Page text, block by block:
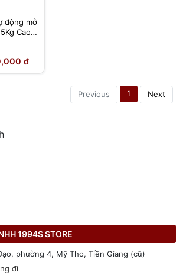
động mở
Cao
đ
Previous 1 Next
1994S STORE
phường 4, Mỹ Tho, Tiền Giang (cũ)
đi